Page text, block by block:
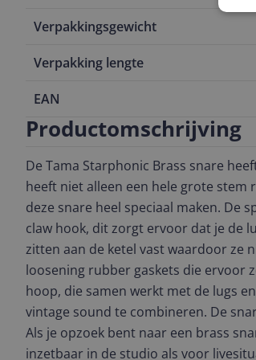
Verpakkingsgewicht
Verpakking lengte
EAN
Productomschrijving
De Tama Starphonic Brass snare
heeft niet alleen een hele grote stem
deze snare heel speciaal maken. De
claw hook, dit zorgt ervoor dat je de
zitten aan de ketel vast waardoor ze
loosening rubber gaskets die ervoor
hoop, die samen werkt met de lugs
vintage sound te combineren. De
Als je opzoek bent naar een brass
inzetbaar in de studio als voor